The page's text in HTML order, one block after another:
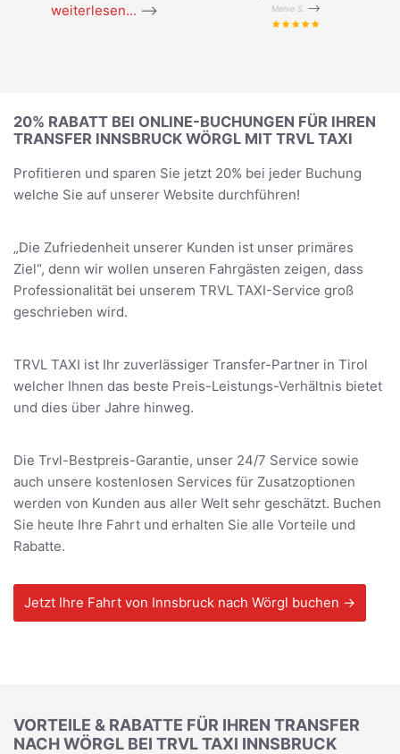
weiterlesen... --> Merve S. -->
20% RABATT BEI ONLINE-BUCHUNGEN FÜR IHREN
TRANSFER INNSBRUCK WÖRGL MIT TRVL TAXI
Profitieren und sparen Sie jetzt 20% bei jeder Buchung
welche Sie auf unserer Website durchführen!
„Die Zufriedenheit unserer Kunden ist unser primäres
Ziel“, denn wir wollen unseren Fahrgästen zeigen, dass
Professionalität bei unserem TRVL TAXI-Service groß
geschrieben wird.
TRVL TAXI ist Ihr zuverlässiger Transfer-Partner in Tirol
welcher Ihnen das beste Preis-Leistungs-Verhältnis bietet
und dies über Jahre hinweg.
Die Trvl-Bestpreis-Garantie, unser 24/7 Service sowie
auch unsere kostenlosen Services für Zusatzoptionen
werden von Kunden aus aller Welt sehr geschätzt. Buchen
Sie heute Ihre Fahrt und erhalten Sie alle Vorteile und
Rabatte.
Jetzt Ihre Fahrt von Innsbruck nach Wörgl buchen →
VORTEILE & RABATTE FÜR IHREN TRANSFER
NACH WÖRGL BEI TRVL TAXI INNSBRUCK